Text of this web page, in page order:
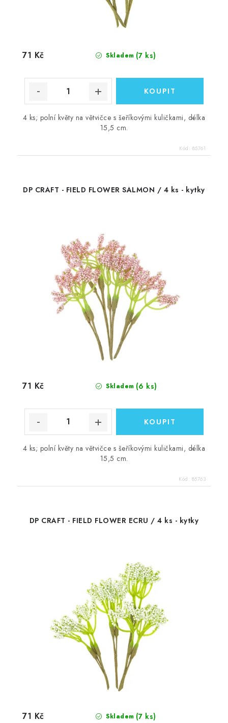
Skladem (7 ks)
71 Kč
4 ks; polní květy na větvičce s šeříkovými kuličkami, délka
15,5 cm.
Kód: 85761
DP CRAFT - FIELD FLOWER SALMON / 4 ks - kytky
Skladem (6 ks)
71 Kč
4 ks; polní květy na větvičce s šeříkovými kuličkami, délka
15,5 cm.
Kód: 85763
DP CRAFT - FIELD FLOWER ECRU / 4 ks - kytky
Skladem (7 ks)
71 Kč